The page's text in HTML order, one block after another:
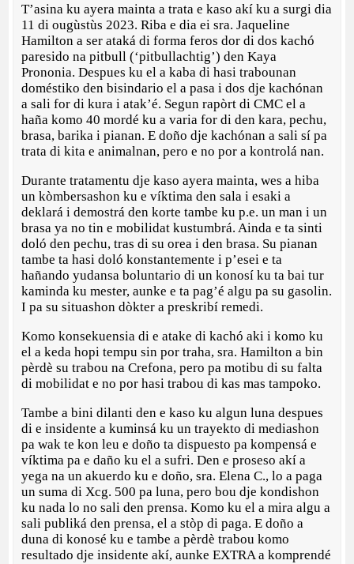
T’asina ku ayera mainta a trata e kaso akí ku a surgi dia
11 di ougùstùs 2023. Riba e dia ei sra. Jaqueline
Hamilton a ser ataká di forma feros dor di dos kachó
paresido na pitbull (‘pitbullachtig’) den Kaya
Prononia. Despues ku el a kaba di hasi trabounan
doméstiko den bisindario el a pasa i dos dje kachónan
a sali for di kura i atak’é. Segun rapòrt di CMC el a
haña komo 40 mordé ku a varia for di den kara, pechu,
brasa, barika i pianan. E doño dje kachónan a sali sí pa
trata di kita e animalnan, pero e no por a kontrolá nan.
Durante tratamentu dje kaso ayera mainta, wes a hiba
un kòmbersashon ku e víktima den sala i esaki a
deklará i demostrá den korte tambe ku p.e. un man i un
brasa ya no tin e mobilidat kustumbrá. Ainda e ta sinti
doló den pechu, tras di su orea i den brasa. Su pianan
tambe ta hasi doló konstantemente i p’esei e ta
hañando yudansa boluntario di un konosí ku ta bai tur
kaminda ku mester, aunke e ta pag’é algu pa su gasolin.
I pa su situashon dòkter a preskribí remedi.
Komo konsekuensia di e atake di kachó aki i komo ku
el a keda hopi tempu sin por traha, sra. Hamilton a bin
pèrdè su trabou na Crefona, pero pa motibu di su falta
di mobilidat e no por hasi trabou di kas mas tampoko.
Tambe a bini dilanti den e kaso ku algun luna despues
di e insidente a kuminsá ku un trayekto di mediashon
pa wak te kon leu e doño ta dispuesto pa kompensá e
víktima pa e daño ku el a sufri. Den e proseso akí a
yega na un akuerdo ku e doño, sra. Elena C., lo a paga
un suma di Xcg. 500 pa luna, pero bou dje kondishon
ku nada lo no sali den prensa. Komo ku el a mira algu a
sali publiká den prensa, el a stòp di paga. E doño a
duna di konosé ku e tambe a pèrdè trabou komo
resultado dje insidente akí, aunke EXTRA a komprendé